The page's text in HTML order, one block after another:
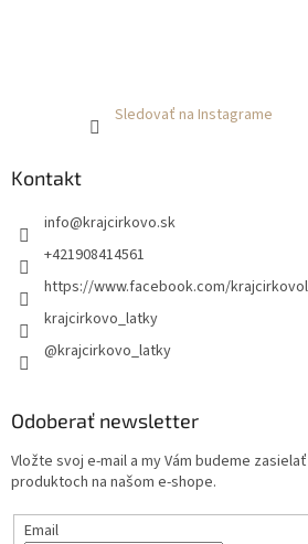
Sledovať na Instagrame
Kontakt
info@krajcirkovo.sk
+421908414561
https://www.facebook.com/
krajcirkovo_latky
@krajcirkovo_latky
Odoberať newsletter
Vložte svoj e-mail a my Vám budeme
produktoch na našom e-shope.
Email